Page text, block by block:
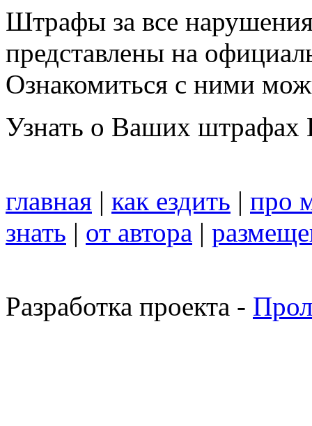
Штрафы за все
представлены на
Ознакомиться с ними
Узнать о Ваших штрафах
главная | как ездить | про
знать | от автора |
Разработка проекта -